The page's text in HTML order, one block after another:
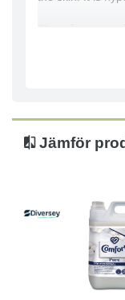
Jämför